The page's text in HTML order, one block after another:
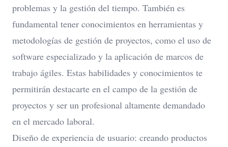
problemas y la gestión del tiempo. También es
fundamental tener conocimientos en herramientas y
metodologías de gestión de proyectos, como el uso de
software especializado y la aplicación de marcos de
trabajo ágiles. Estas habilidades y conocimientos te
permitirán destacarte en el campo de la gestión de
proyectos y ser un profesional altamente demandado
en el mercado laboral.
Diseño de experiencia de usuario: creando productos